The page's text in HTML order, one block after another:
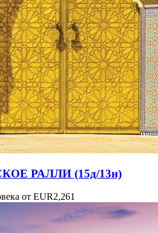
РАЛЛИ (15д/13н)
от EUR2,261